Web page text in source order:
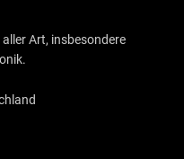
Art, insbesondere